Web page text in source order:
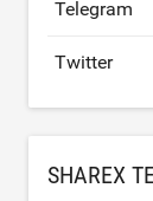
Telegram
Twitter
SHAREX